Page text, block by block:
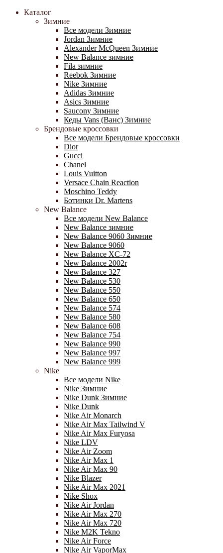
Каталог
Зимние
Все модели Зимние
Jordan Зимние
Alexander McQueen Зимние
New Balance зимние
Fila зимние
Reebok Зимние
Nike Зимние
Adidas Зимние
Asics Зимние
Saucony Зимние
Кеды Vans (Ванс) Зимние
Брендовые кроссовки
Все модели Брендовые кроссовки
Dior
Gucci
Chanel
Louis Vuitton
Versace Chain Reaction
Moschino Teddy
Ботинки Dr. Martens
New Balance
Все модели New Balance
New Balance зимние
New Balance 9060 Зимние
New Balance 9060
New Balance XC-72
New Balance 2002r
New Balance 327
New Balance 530
New Balance 550
New Balance 650
New Balance 574
New Balance 580
New Balance 608
New Balance 754
New Balance 990
New Balance 997
New Balance 999
Nike
Все модели Nike
Nike Зимние
Nike Dunk Зимние
Nike Dunk
Nike Air Monarch
Nike Air Max Tailwind V
Nike Air Max Furyosa
Nike LDV
Nike Air Zoom
Nike Air Max 1
Nike Air Max 90
Nike Blazer
Nike Air Max 2021
Nike Shox
Nike Air Jordan
Nike Air Max 270
Nike Air Max 720
Nike M2K Tekno
Nike Air Force
Nike Air VaporMax